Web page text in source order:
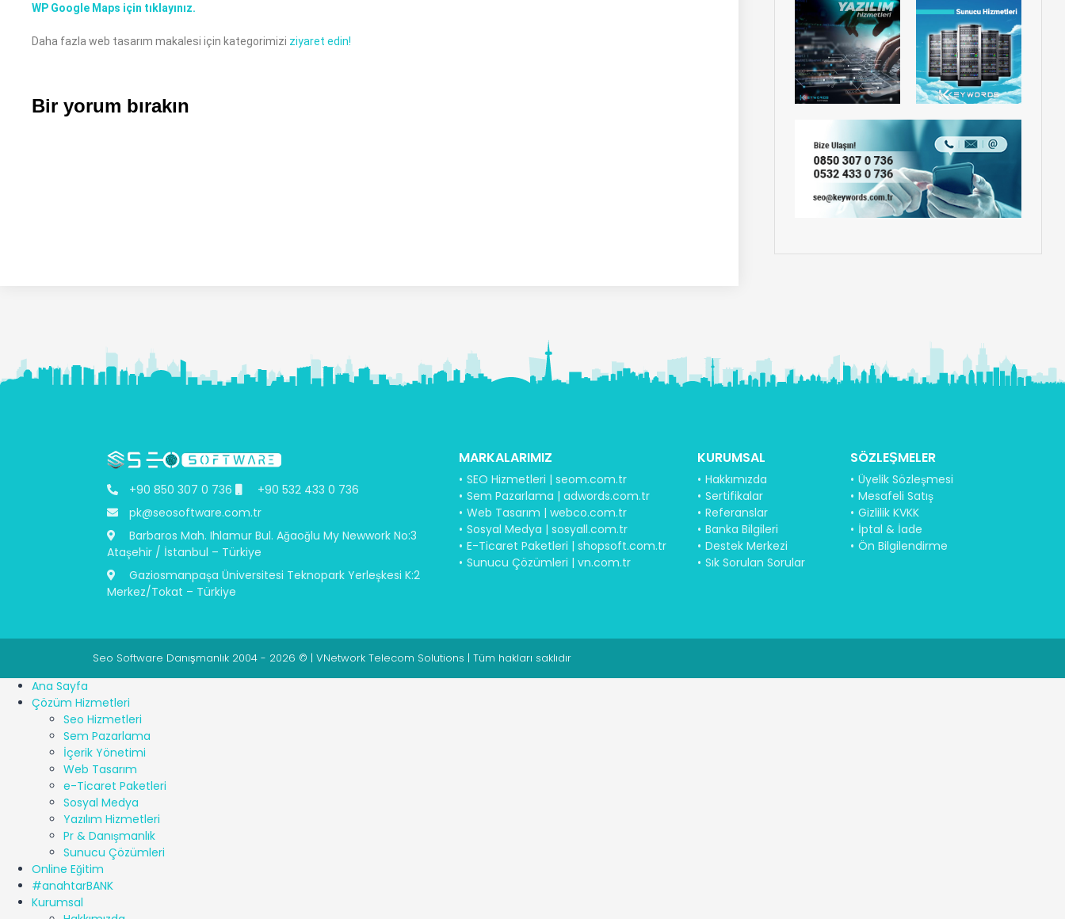
WP Google Maps için tıklayınız.
Daha fazla web tasarım makalesi için kategorimizi ziyaret edin!
Bir yorum bırakın
+90 850 307 0 736
+90 532 433 0 736
pk@seosoftware.com.tr
Barbaros Mah. Ihlamur Bul. Ağaoğlu My Newwork No:3
Ataşehir / İstanbul – Türkiye
Gaziosmanpaşa Üniversitesi Teknopark Yerleşkesi K:2
Merkez/Tokat – Türkiye
MARKALARIMIZ
SEO Hizmetleri | seom.com.tr
Sem Pazarlama | adwords.com.tr
Web Tasarım | webco.com.tr
Sosyal Medya | sosyall.com.tr
E-Ticaret Paketleri | shopsoft.com.tr
Sunucu Çözümleri | vn.com.tr
KURUMSAL
Hakkımızda
Sertifikalar
Referanslar
Banka Bilgileri
Destek Merkezi
Sık Sorulan Sorular
SÖZLEŞMELER
Üyelik Sözleşmesi
Mesafeli Satış
Gizlilik KVKK
İptal & İade
Ön Bilgilendirme
Seo Software Danışmanlık 2004 - 2026 © | VNetwork Telecom Solutions | Tüm hakları saklıdır
Ana Sayfa
Çözüm Hizmetleri
Seo Hizmetleri
Sem Pazarlama
İçerik Yönetimi
Web Tasarım
e-Ticaret Paketleri
Sosyal Medya
Yazılım Hizmetleri
Pr & Danışmanlık
Sunucu Çözümleri
Online Eğitim
#anahtarBANK
Kurumsal